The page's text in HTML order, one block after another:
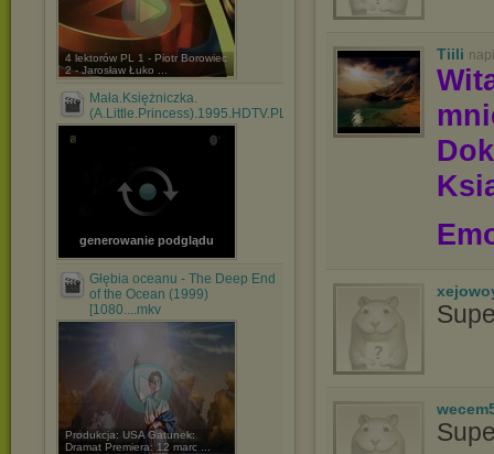
4 lektorów PL 1 - Piotr Borowiec
2 - Jarosław Łuko ...
Mała.Księżniczka.
(A.Little.Princess).1995.HDTV.PL.1080p.mkv
generowanie podglądu
Głębia oceanu - The Deep End
of the Ocean (1999)
[1080....mkv
Produkcja: USA Gatunek:
Dramat Premiera: 12 marc ...
Tiili